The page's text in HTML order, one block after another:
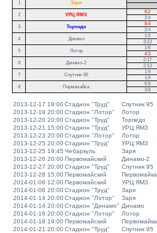
1
Заря
2
УРЦ ЯМЗ
6:2
2:4
3
Торпедо
8:4
2:4
4
Динамо
1:5
3:13
5
Лотор
1:6
4:3
6
Динамо-2
2:17
2:13
7
Спутник 95
1:9
1:6
8
Первомайка
6:9
3:8
2013-12-17 19:00Стадион "Труд" Спутник 95
2013-12-19 20:00Стадион "Лотор" Лотор
2013-12-20 20:00Стадион "Труд" Торпедо
2013-12-21 15:00Стадион "Труд" УРЦ ЯМЗ
2013-12-23 20:00Стадион "Лотор" Лотор
2013-12-25 20:00Стадион "Труд" УРЦ ЯМЗ
2013-12-25 19:45 Чебаркуль Заря
2013-12-26 20:00Первомайский Динамо-2
2013-12-27 20:00Стадион "Труд" Спутник 95
2013-12-28 15:00Первомайский Первомайка
2014-01-06 12:00Первомайский УРЦ ЯМЗ
2014-01-08 20:00Стадион "Труд" Заря
2014-01-14 20:00Стадион "Лотор" Заря
2014-01-14 20:00Стадион "Динамо" Динамо
2014-01-16 20:00Стадион "Лотор" Лотор
2014-01-18 19:00Первомайский Первомайка
2014-01-21 20:00Стадион "Труд" Спутник 95